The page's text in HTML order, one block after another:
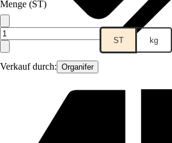
Verkauf durch: Organifer
Menge (ST)
ST kg